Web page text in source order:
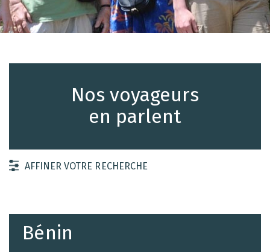
Nos voyageurs
en parlent
AFFINER VOTRE RECHERCHE
Bénin